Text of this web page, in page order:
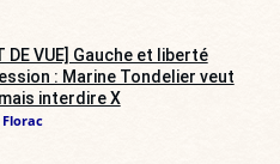
DE VUE] Gauche et liberté
: Marine Tondelier veut
interdire X